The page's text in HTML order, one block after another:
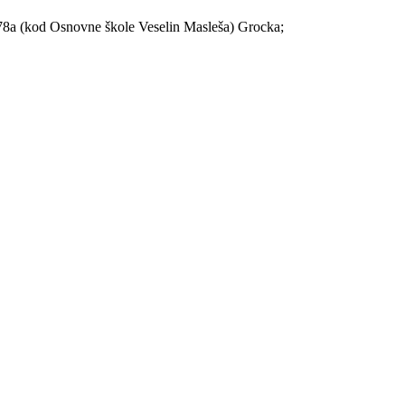
Osnovne škole Veselin Masleša) Grocka;